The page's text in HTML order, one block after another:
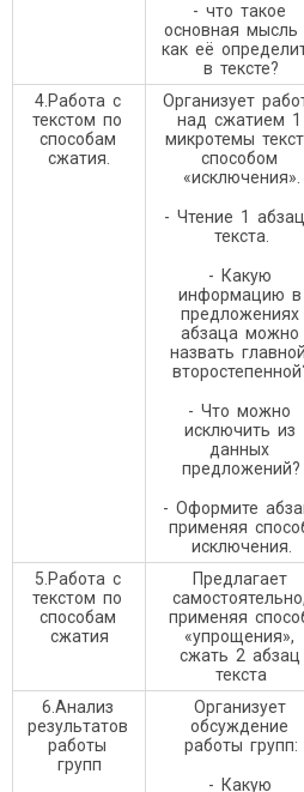
- что такое
основная мысль
как её
в тексте?
4.Работа с
текстом по
способам
сжатия.
Организует
над сжатием 1
микротемы
способом
«исключения».
- Чтение 1
текста.
- Какую
информацию в
предложениях
абзаца можно
назвать
- Что можно
исключить из
данных
предложений?
- Оформите
применяя
исключения.
5.Работа с
текстом по
способам
сжатия
Предлагает
самостоятельно,
применяя
«упрощения»,
сжать 2 абзац
текста
6.Анализ
результатов
работы
групп
Организует
обсуждение
работы групп:
- Какую